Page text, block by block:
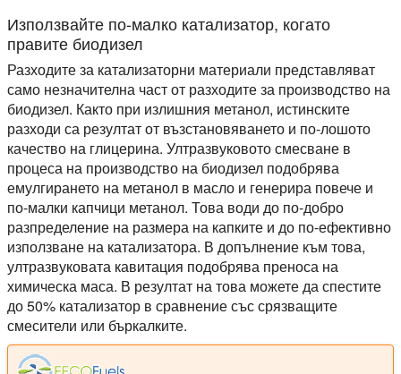
Използвайте по-малко катализатор, когато
правите биодизел
Разходите за катализаторни материали представляват
само незначителна част от разходите за производство на
биодизел. Както при излишния метанол, истинските
разходи са резултат от възстановяването и по-лошото
качество на глицерина. Ултразвуковото смесване в
процеса на производство на биодизел подобрява
емулгирането на метанол в масло и генерира повече и
по-малки капчици метанол. Това води до по-добро
разпределение на размера на капките и до по-ефективно
използване на катализатора. В допълнение към това,
ултразвуковата кавитация подобрява преноса на
химическа маса. В резултат на това можете да спестите
до 50% катализатор в сравнение със срязващите
смесители или бъркалките.